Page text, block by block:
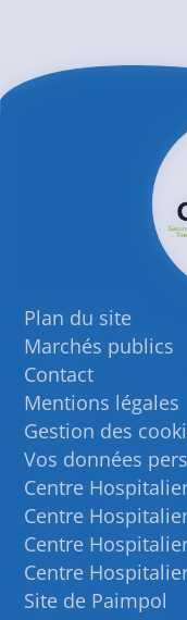
Plan du site
Marchés publics
Contact
Mentions légales
Gestion des
Vos données
Centre
Centre
Centre
Centre
Site de Paimpol